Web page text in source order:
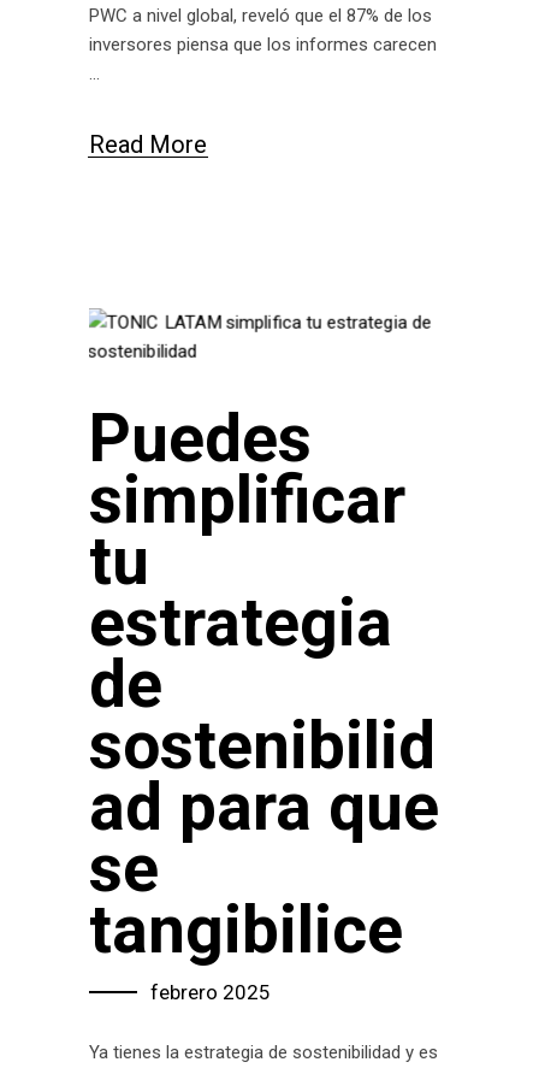
PWC a nivel global, reveló que el 87% de los
inversores piensa que los informes carecen
Read More
Puedes
simplificar
tu
estrategia
de
sostenibilid
ad para que
se
tangibilice
febrero 2025
Ya tienes la estrategia de sostenibilidad y es